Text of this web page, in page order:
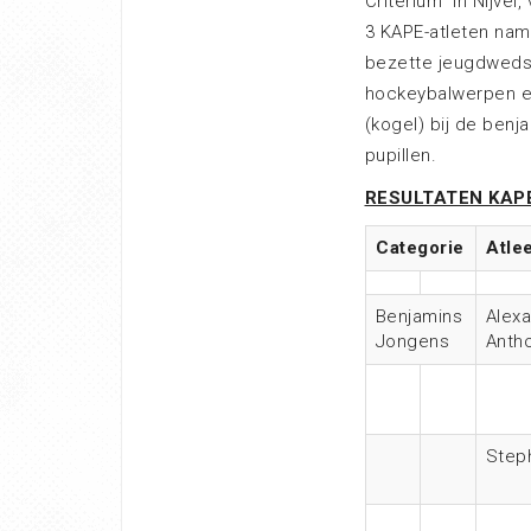
3 KAPE-atleten
bezette
hockeybalwerpen
(kogel) bij de
pupillen.
RESULTATEN
Categorie
Benjamins
Jongens